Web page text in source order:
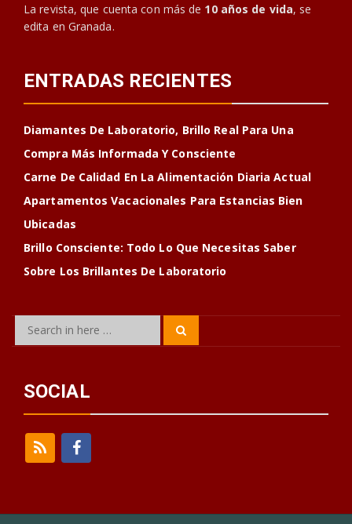
La revista, que cuenta con más de 10 años de vida, se
edita en Granada.
ENTRADAS RECIENTES
Diamantes De Laboratorio, Brillo Real Para Una
Compra Más Informada Y Consciente
Carne De Calidad En La Alimentación Diaria Actual
Apartamentos Vacacionales Para Estancias Bien
Ubicadas
Brillo Consciente: Todo Lo Que Necesitas Saber
Sobre Los Brillantes De Laboratorio
Search
SOCIAL